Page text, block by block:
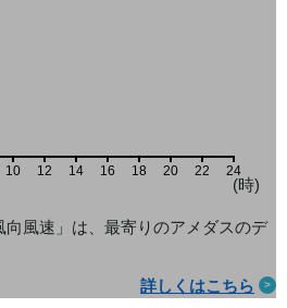
10 12 14 16 18 20 22 24
(時)
風速」は、最寄りのアメダスのデ
詳しくはこちら